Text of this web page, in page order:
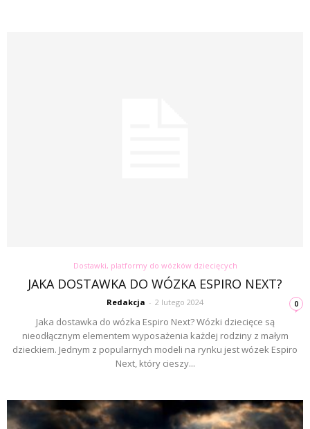
Dostawki, platformy do wózków dziecięcych
JAKA DOSTAWKA DO WÓZKA ESPIRO NEXT?
Redakcja - 2 lutego 2024 0
Jaka dostawka do wózka Espiro Next? Wózki dziecięce są
nieodłącznym elementem wyposażenia każdej rodziny z małym
dzieckiem. Jednym z popularnych modeli na rynku jest wózek Espiro
Next, który cieszy...